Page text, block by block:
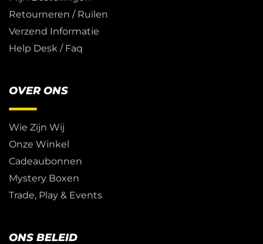
Retourneren / Ruilen
Verzend Informatie
Help Desk / Faq
OVER ONS
Wie Zijn Wij
Onze Winkel
Cadeaubonnen
Mystery Boxen
Trade, Play & Events
ONS BELEID